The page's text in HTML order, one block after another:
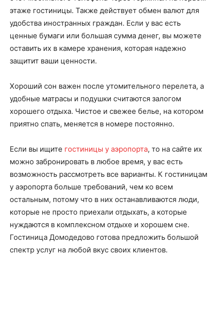
этаже гостиницы. Также действует обмен валют для
удобства иностранных граждан. Если у вас есть
ценные бумаги или большая сумма денег, вы можете
оставить их в камере хранения, которая надежно
защитит ваши ценности.
Хороший сон важен после утомительного перелета, а
удобные матрасы и подушки считаются залогом
хорошего отдыха. Чистое и свежее белье, на котором
приятно спать, меняется в номере постоянно.
Если вы ищите гостиницы у аэропорта, то на сайте их
можно забронировать в любое время, у вас есть
возможность рассмотреть все варианты. К гостиницам
у аэропорта больше требований, чем ко всем
остальным, потому что в них останавливаются люди,
которые не просто приехали отдыхать, а которые
нуждаются в комплексном отдыхе и хорошем сне.
Гостиница Домодедово готова предложить большой
спектр услуг на любой вкус своих клиентов.